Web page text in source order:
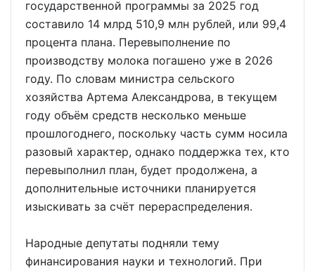
государственной программы за 2025 год
составило 14 млрд 510,9 млн рублей, или 99,4
процента плана. Перевыполнение по
производству молока погашено уже в 2026
году. По словам министра сельского
хозяйства Артема Александрова, в текущем
году объём средств несколько меньше
прошлогоднего, поскольку часть сумм носила
разовый характер, однако поддержка тех, кто
перевыполнил план, будет продолжена, а
дополнительные источники планируется
изыскивать за счёт перераспределения.
Народные депутаты подняли тему
финансирования науки и технологий. При